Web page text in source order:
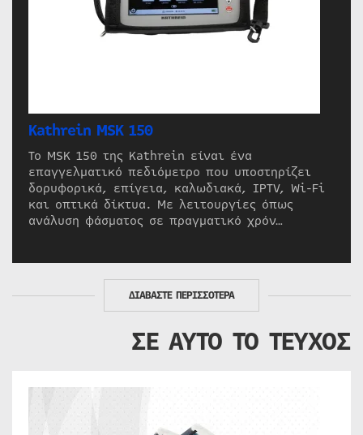
Kathrein MSK 150
Το MSK 150 της Kathrein είναι ένα
επαγγελματικό πεδιόμετρο που υποστηρίζει
δορυφορικά, επίγεια, καλωδιακά, IPTV, Wi-Fi
και οπτικά δίκτυα. Με λειτουργίες όπως
ανάλυση φάσματος σε πραγματικό χρόν…
ΔΙΑΒΑΣΤΕ ΠΕΡΙΣΣΟΤΕΡΑ
ΣΕ ΑΥΤΟ ΤΟ ΤΕΥΧΟΣ